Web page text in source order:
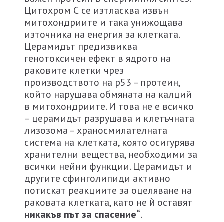
Цитохром С се изтласква извън
митохондриите и така унижощава
източника на енергия за клетката.
Церамидът предизвиква
генотоксичен ефект в ядрото на
раковите клетки чрез
производството на p53 – протеин,
който нарушава обмяната на калций
в митохондриите. И това не е всичко
– церамидът разрушава и клетъчната
лизозома – храносмилателната
система на клетката, която осигурява
хранителни вещества, необходими за
всички нейни функции. Церамидът и
другите сфинголипиди активно
потискат реакциите за оцеляване на
раковата клетката, като не ѝ оставят
никакъв път за спасение“.